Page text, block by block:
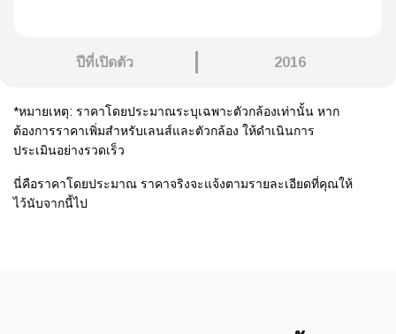
ปีที่เปิดตัว 2016
*หมายเหตุ: ราคาโดยประมาณระบุเฉพาะตัวกล้องเท่านั้น หาก
ต้องการราคาเพิ่มสำหรับเลนส์และตัวกล้อง ให้ดำเนินการ
ประเมินอย่างรวดเร็ว
นี่คือราคาโดยประมาณ ราคาจริงจะแจ้งตามรายละเอียดที่คุณให้
ไว้นับจากนี้ไป